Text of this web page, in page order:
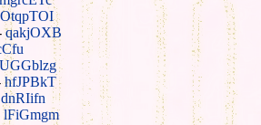
OtqpTOI
qakjOXB
UGGblzg
hfJPBkT
dnRIifn
lFiGmgm